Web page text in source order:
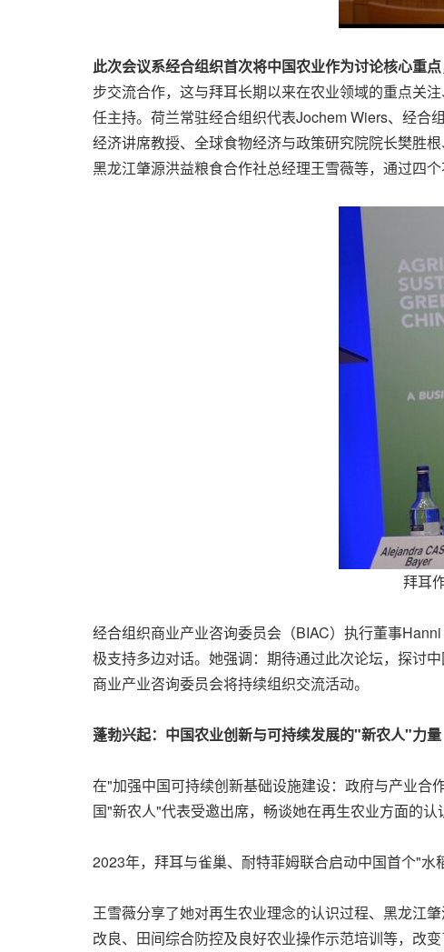
此次会议系经合组织首次将中国农业作为讨论核心重
步交流合作，这与拜耳长期以来在农业领域的重点关注
任主持。荷兰常驻经合组织代表Jochem Wiers、经合
经济讲席教授、全球食物经济与政策研究院院长樊胜
黑龙江肇源洪益粮食合作社总经理王雪薇等，通过四
拜耳
经合组织商业产业咨询委员会（BIAC）执行董事
极支持多边对话。她强调：期待通过此次论坛，探讨
商业产业咨询委员会将持续组织交流活动。
蓬勃兴起：中国农业创新与可持续发展的"新农人"力量
在"加强中国可持续创新基础设施建设：政府与产业合
国"新农人"代表受邀出席，畅谈她在再生农业方面的认
2023年，拜耳与雀巢、耐特菲姆联合启动中国首个"水
王雪薇分享了她对再生农业理念的认识过程、黑龙江
改良、田间综合防控及良好农业操作示范培训等，改